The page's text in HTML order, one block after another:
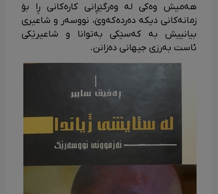
هەمیش وەکی لە وەرگێڕانی کارەکانی ڕا بۆ
زمانەکانی دیکە دەردەکەوێ، نووسەر و شاعیری
بیانییش بە کەسێکی بەتوانا و شاعیرێکی
ئاست بەرزی جیهانی دەزانن.